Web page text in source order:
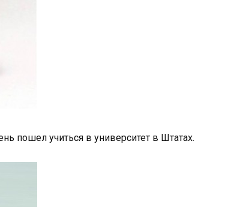
пошел учиться в университет в Штатах.